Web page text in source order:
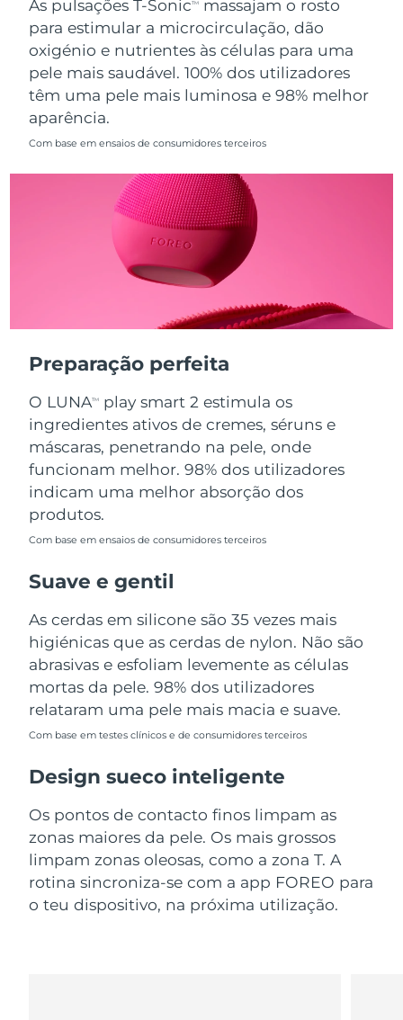
As pulsações T-SonicTM
massajam o rosto
para estimular a microcirculação, dão
oxigénio e nutrientes às células para uma
pele mais saudável. 100% dos utilizadores
têm uma pele mais luminosa e 98% melhor
aparência.
Com base em ensaios de consumidores terceiros
Preparação perfeita
O LUNATM
play smart 2 estimula os
ingredientes ativos de cremes, séruns e
máscaras, penetrando na pele, onde
funcionam melhor. 98% dos utilizadores
indicam uma melhor absorção dos
produtos.
Com base em ensaios de consumidores terceiros
Suave e gentil
As cerdas em silicone são 35 vezes mais
higiénicas que as cerdas de nylon. Não são
abrasivas e esfoliam levemente as células
mortas da pele. 98% dos utilizadores
relataram uma pele mais macia e suave.
Com base em testes clínicos e de consumidores terceiros
Design sueco inteligente
Os pontos de contacto finos limpam as
zonas maiores da pele. Os mais grossos
limpam zonas oleosas, como a zona T. A
rotina sincroniza-se com a app FOREO para
o teu dispositivo, na próxima utilização.
Singapura Entrega prevista13/08/2026
Eslováquia Entrega prevista11/08/2026
Eslovênia
Coreia do Sul Entrega prevista
Entrega prevista
Entrega prevista
Suíça Entrega prevista11/08/2026
Taiwan Entrega prevista
Tailândia
Turquia Entrega prevista12/08/2026
Emirados Árabes
Unidos
Uzbequistão Entrega prevista16/08/2026
Vietnã Entrega prevista17/08/2026